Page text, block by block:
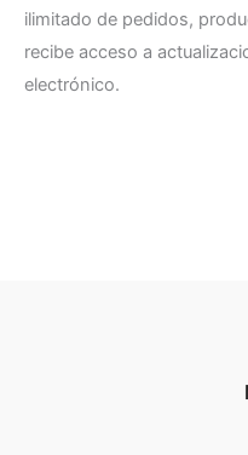
ilimitado de pedidos,
recibe acceso a
electrónico.